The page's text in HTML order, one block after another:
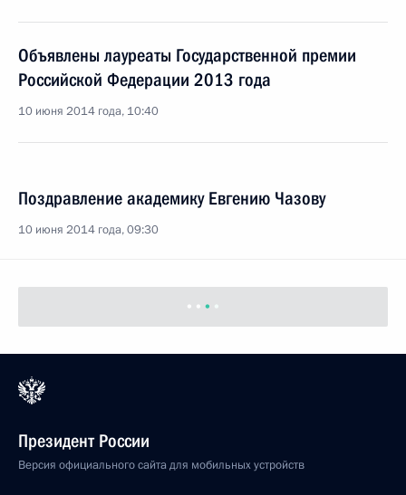
Объявлены лауреаты Государственной премии
Российской Федерации 2013 года
10 июня 2014 года, 10:40
Поздравление академику Евгению Чазову
10 июня 2014 года, 09:30
Президент России
Версия официального сайта для мобильных устройств